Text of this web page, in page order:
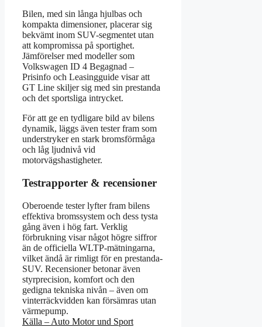
Bilen, med sin långa hjulbas och
kompakta dimensioner, placerar sig
bekvämt inom SUV-segmentet utan
att kompromissa på sportighet.
Jämförelser med modeller som
Volkswagen ID 4 Begagnad –
Prisinfo och Leasingguide visar att
GT Line skiljer sig med sin prestanda
och det sportsliga intrycket.
För att ge en tydligare bild av bilens
dynamik, läggs även tester fram som
understryker en stark bromsförmåga
och låg ljudnivå vid
motorvägshastigheter.
Testrapporter & recensioner
Oberoende tester lyfter fram bilens
effektiva bromssystem och dess tysta
gång även i hög fart. Verklig
förbrukning visar något högre siffror
än de officiella WLTP-mätningarna,
vilket ändå är rimligt för en prestanda-
SUV. Recensioner betonar även
styrprecision, komfort och den
gedigna tekniska nivån – även om
vinterräckvidden kan försämras utan
värmepump.
Källa – Auto Motor und Sport